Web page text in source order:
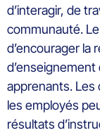
d’interagir, de
communauté.
d’encourager la
apprenants. Les
les employés
résultats